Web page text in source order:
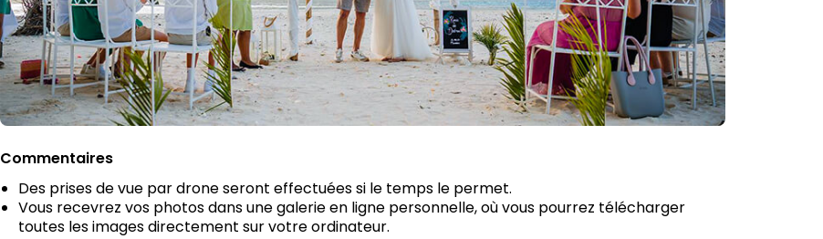
Commentaires
Des prises de vue par drone seront effectuées si le temps le permet.
Vous recevrez vos photos dans une galerie en ligne personnelle, où vous pourrez télécharger
toutes les images directement sur votre ordinateur.